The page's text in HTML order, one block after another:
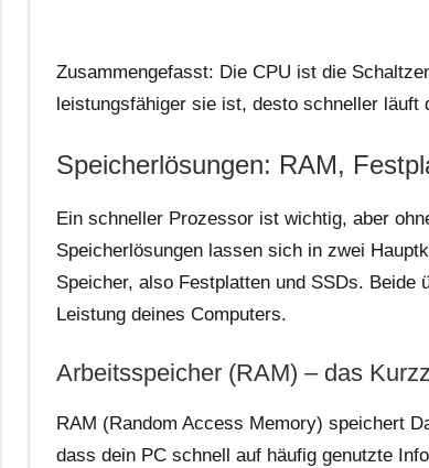
Zusammengefasst: Die CPU ist die
leistungsfähiger sie ist, desto schneller läuft
Speicherlösungen: RAM,
Ein schneller Prozessor ist wichtig, aber
Speicherlösungen lassen sich in zwei
Speicher, also Festplatten und SSDs. Beide
Leistung deines Computers.
Arbeitsspeicher (RAM) – das
RAM (Random Access Memory) speichert
dass dein PC schnell auf häufig genutzte